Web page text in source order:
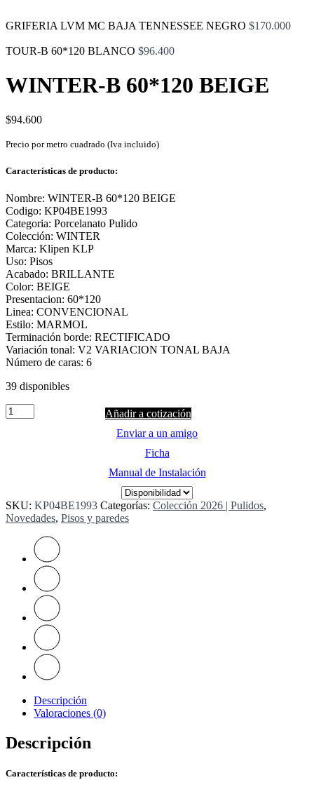
GRIFERIA LVM MC BAJA TENNESSEE NEGRO $170.000
TOUR-B 60*120 BLANCO $96.400
WINTER-B 60*120 BEIGE
$94.600
Precio por metro cuadrado (Iva incluido)
Características de producto:
Nombre: WINTER-B 60*120 BEIGE
Codigo: KP04BE1993
Categoria: Porcelanato Pulido
Colección: WINTER
Marca: Klipen KLP
Uso: Pisos
Acabado: BRILLANTE
Color: BEIGE
Presentacion: 60*120
Linea: CONVENCIONAL
Estilo: MARMOL
Terminación borde: RECTIFICADO
Variación tonal: V2 VARIACION TONAL BAJA
Número de caras: 6
39 disponibles
Quantity
Añadir a cotización
Enviar a un amigo
Ficha
Manual de Instalación
SKU: KP04BE1993 Categorías: Colección 2026 | Pulidos,
Novedades, Pisos y paredes
Descripción
Valoraciones (0)
Descripción
Características de producto: